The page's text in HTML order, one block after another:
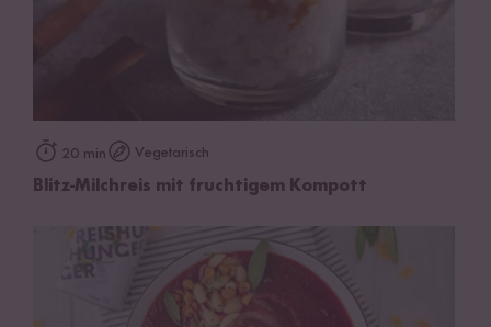
20 min Vegetarisch
Blitz-Milchreis mit fruchtigem Kompott